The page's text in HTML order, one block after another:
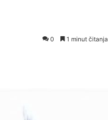
0 1 minut čitanja